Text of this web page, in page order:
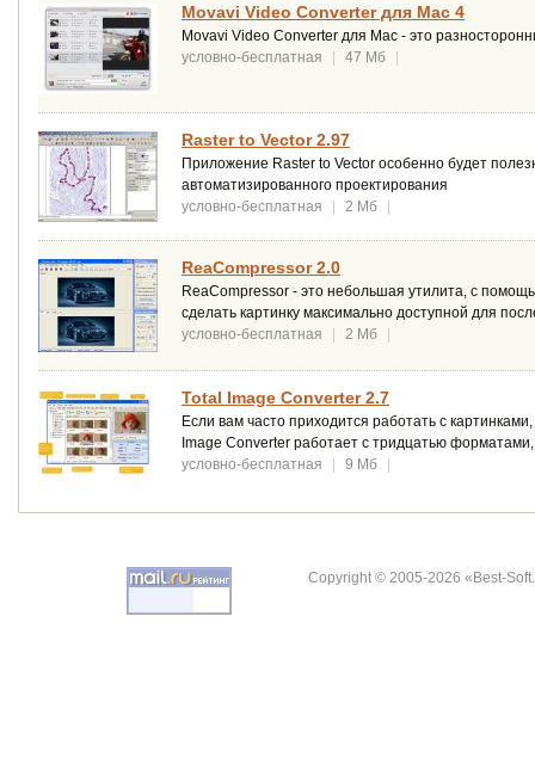
Movavi Video Converter для Mac 4
Movavi Video Converter для Mac - это
условно-бесплатная
| 47 Мб |
Raster to Vector 2.97
Приложение Raster to Vector особенно будет
автоматизированного проектирования
условно-бесплатная
| 2 Мб |
ReaCompressor 2.0
ReaCompressor - это небольшая утилита, с
сделать картинку максимально доступной для
условно-бесплатная
| 2 Мб |
Total Image Converter 2.7
Если вам часто приходится работать с
Image Converter работает с тридцатью форматами,
условно-бесплатная
| 9 Мб |
Copyright © 2005-2026 «Best-